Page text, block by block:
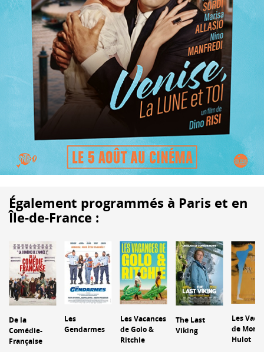
Également programmés à Paris et en
Île-de-France :
De la
Comédie-
Française
Les
Gendarmes
Les Vacances
de Golo &
Ritchie
The Last
Viking
Les
de
Hulot